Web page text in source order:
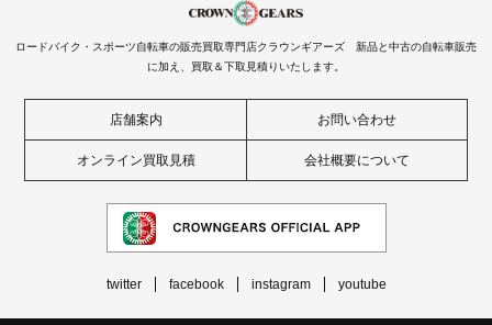
ロードバイク・スポーツ自転車の販売買取専門店クラウンギアーズ 新品と中古の自転車販売
に加え、買取＆下取見積りいたします。
店舗案内 お問い合わせ
オンライン買取見積 会社概要について
twitter facebook instagram youtube